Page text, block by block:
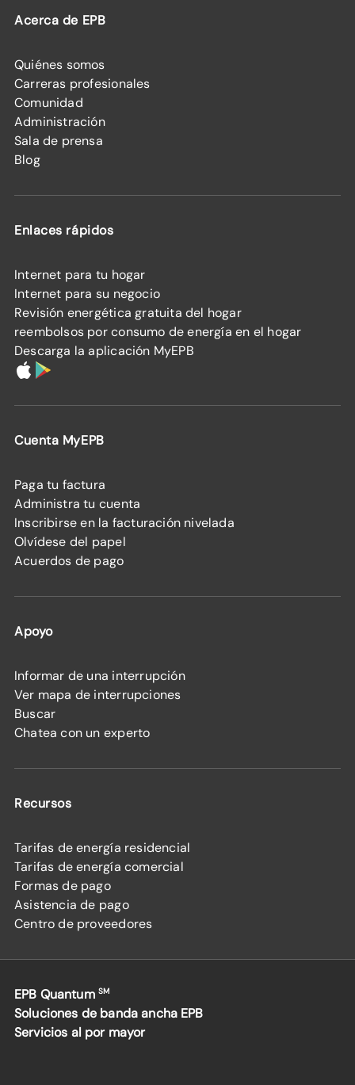
Acerca de EPB
Quiénes somos
Carreras profesionales
Comunidad
Administración
Sala de prensa
Blog
Enlaces rápidos
Internet para tu hogar
Internet para su negocio
Revisión energética gratuita del hogar
reembolsos por consumo de energía en el hogar
Descarga la aplicación MyEPB
Cuenta MyEPB
Paga tu factura
Administra tu cuenta
Inscribirse en la facturación nivelada
Olvídese del papel
Acuerdos de pago
Apoyo
Informar de una interrupción
Ver mapa de interrupciones
Buscar
Chatea con un experto
Recursos
Tarifas de energía residencial
Tarifas de energía comercial
Formas de pago
Asistencia de pago
Centro de proveedores
EPB Quantum SM
Soluciones de banda ancha EPB
Servicios al por mayor